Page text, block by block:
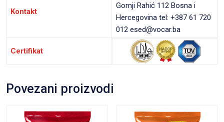
Kontakt
Gornji Rahić 112 Bosna i
Hercegovina tel: +387 61 720
012 esed@vocar.ba
Certifikat
Povezani proizvodi
VIEW PRODUCT